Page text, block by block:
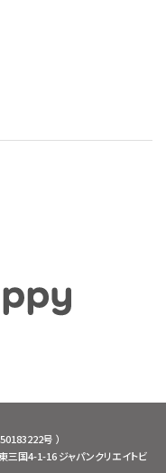
号 ）
国4-1-16 ジャパンクリエイトビ